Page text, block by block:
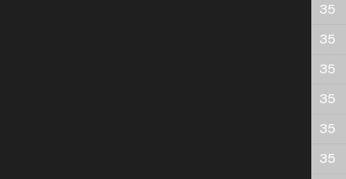
35
35
35
35
35
35